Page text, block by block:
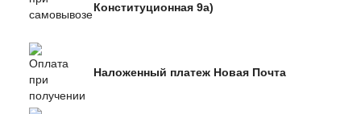
Конституционная 9а)
Наложенный платеж Новая Почта